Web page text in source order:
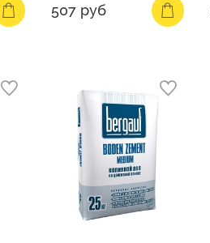
507 руб